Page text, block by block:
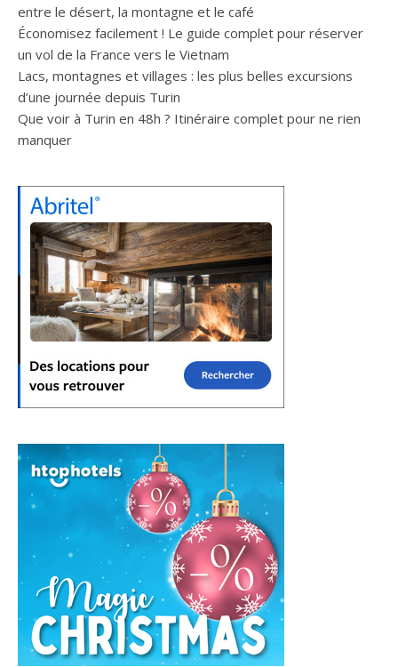
entre le désert, la montagne et le café
Économisez facilement ! Le guide complet pour réserver
un vol de la France vers le Vietnam
Lacs, montagnes et villages : les plus belles excursions
d’une journée depuis Turin
Que voir à Turin en 48h ? Itinéraire complet pour ne rien
manquer